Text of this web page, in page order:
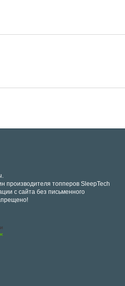
производителя топперов SleepTech
с сайта без письменного